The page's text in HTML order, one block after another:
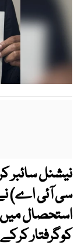
نیشنل سائبر
سی آئی اے)
استحصال میں
کوگرفتار